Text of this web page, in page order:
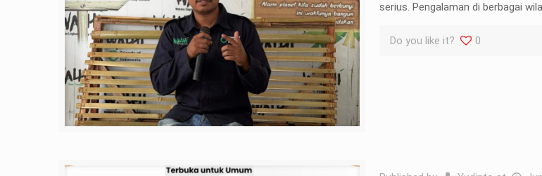
serius. Pengalaman di berbagai
Do you like it? 0